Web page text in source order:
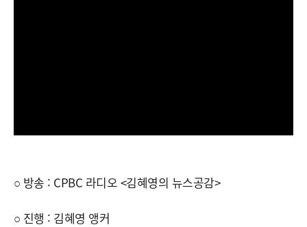
○ 방송 : CPBC 라디오 <김혜영의 뉴스공감>
○ 진행 : 김혜영 앵커